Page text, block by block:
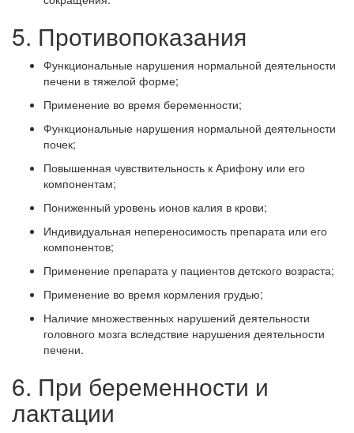
5. Противопоказания
Функциональные нарушения нормальной деятельности
печени в тяжелой форме;
Применение во время беременности;
Функциональные нарушения нормальной деятельности
почек;
Повышенная чувствительность к Арифону или его
компонентам;
Пониженный уровень ионов калия в крови;
Индивидуальная непереносимость препарата или его
компонентов;
Применение препарата у пациентов детского возраста;
Применение во время кормления грудью;
Наличие множественных нарушений деятельности
головного мозга вследствие нарушения деятельности
печени.
6. При беременности и
лактации